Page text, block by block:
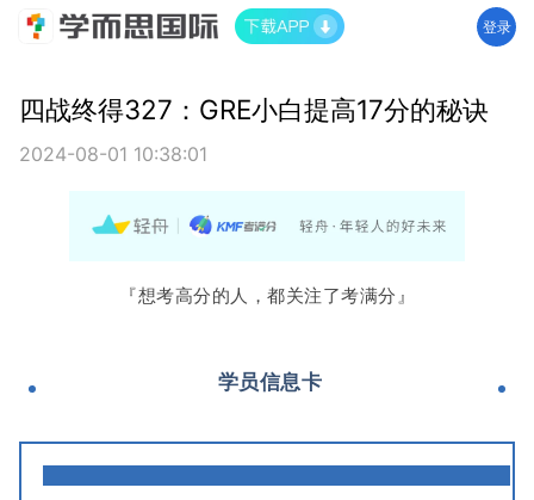
登录
四战终得327：GRE小白提高17分的秘诀
2024-08-01 10:38:01
『想考高分的人，都关注了考满分』
学员信息卡